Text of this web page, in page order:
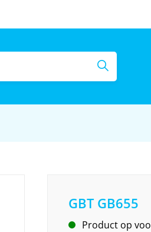
GBT GB655
Product op